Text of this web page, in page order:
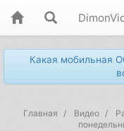
Какая мобильная
Главная Видео